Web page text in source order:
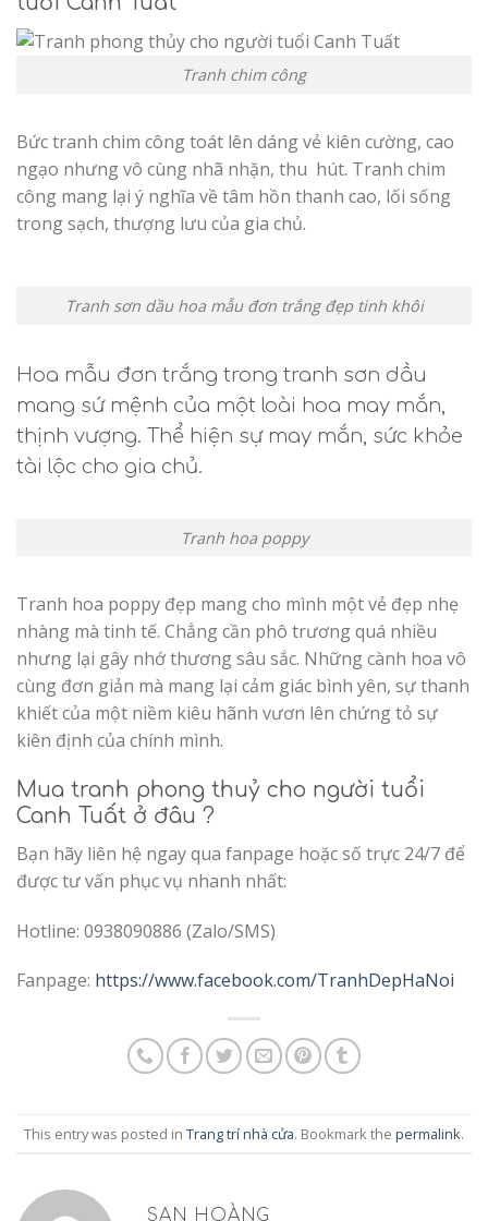
Tranh chim công
Bức tranh chim công toát lên dáng vẻ kiên cường, cao
ngạo nhưng vô cùng nhã nhặn, thu hút. Tranh chim
công mang lại ý nghĩa về tâm hồn thanh cao, lối sống
trong sạch, thượng lưu của gia chủ.
Tranh sơn dầu hoa mẫu đơn trắng đẹp tinh khôi
Hoa mẫu đơn trắng trong tranh sơn dầu
mang sứ mệnh của một loài hoa may mắn,
thịnh vượng. Thể hiện sự may mắn, sức khỏe
tài lộc cho gia chủ.
Tranh hoa poppy
Tranh hoa poppy đẹp mang cho mình một vẻ đẹp nhẹ
nhàng mà tinh tế. Chẳng cần phô trương quá nhiều
nhưng lại gây nhớ thương sâu sắc. Những cành hoa vô
cùng đơn giản mà mang lại cảm giác bình yên, sự thanh
khiết của một niềm kiêu hãnh vươn lên chứng tỏ sự
kiên định của chính mình.
Mua tranh phong thuỷ cho người tuổi
Canh Tuất ở đâu ?
Bạn hãy liên hệ ngay qua fanpage hoặc số trực 24/7 để
được tư vấn phục vụ nhanh nhất:
Hotline: 0938090886 (Zalo/SMS)
Fanpage: https://www.facebook.com/TranhDepHaNoi
This entry was posted in Trang trí nhà cửa. Bookmark the permalink.
SAN HOÀNG